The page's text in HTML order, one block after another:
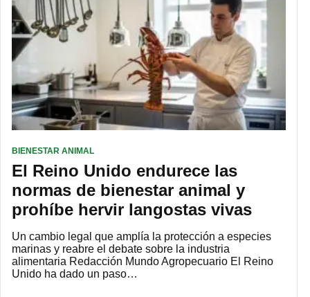
BIENESTAR ANIMAL
El Reino Unido endurece las
normas de bienestar animal y
prohíbe hervir langostas vivas
Un cambio legal que amplía la protección a especies
marinas y reabre el debate sobre la industria
alimentaria Redacción Mundo Agropecuario El Reino
Unido ha dado un paso…